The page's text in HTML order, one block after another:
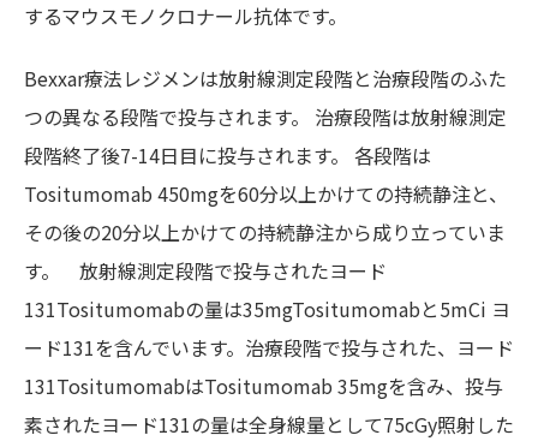
するマウスモノクロナール抗体です。
Bexxar療法レジメンは放射線測定段階と治療段階のふた
つの異なる段階で投与されます。 治療段階は放射線測定
段階終了後7-14日目に投与されます。 各段階は
Tositumomab 450mgを60分以上かけての持続静注と、
その後の20分以上かけての持続静注から成り立っていま
す。 放射線測定段階で投与されたヨード
131Tositumomabの量は35mgTositumomabと5mCi ヨ
ード131を含んでいます。治療段階で投与された、ヨード
131TositumomabはTositumomab 35mgを含み、投与
素されたヨード131の量は全身線量として75cGy照射した